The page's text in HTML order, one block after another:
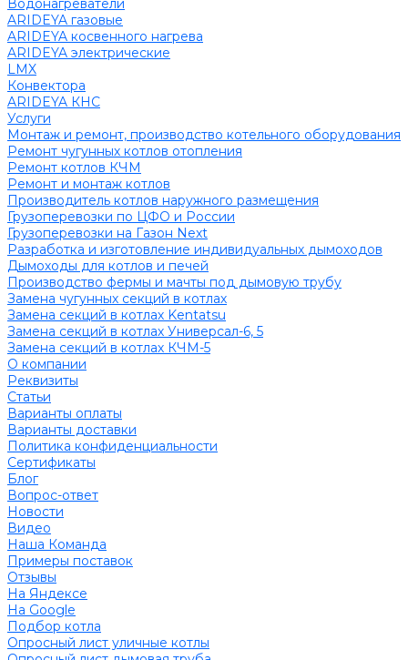
Водонагреватели
ARIDEYA газовые
ARIDEYA косвенного нагрева
ARIDEYA электрические
LMX
Конвектора
ARIDEYA КНС
Услуги
Монтаж и ремонт, производство котельного оборудования
Ремонт чугунных котлов отопления
Ремонт котлов КЧМ
Ремонт и монтаж котлов
Производитель котлов наружного размещения
Грузоперевозки по ЦФО и России
Грузоперевозки на Газон Next
Разработка и изготовление индивидуальных дымоходов
Дымоходы для котлов и печей
Производство фермы и мачты под дымовую трубу
Замена чугунных секций в котлах
Замена секций в котлах Kentatsu
Замена секций в котлах Универсал-6, 5
Замена секций в котлах КЧМ-5
О компании
Реквизиты
Статьи
Варианты оплаты
Варианты доставки
Политика конфиденциальности
Сертификаты
Блог
Вопрос-ответ
Новости
Видео
Наша Команда
Примеры поставок
Отзывы
На Яндексе
На Google
Подбор котла
Опросный лист уличные котлы